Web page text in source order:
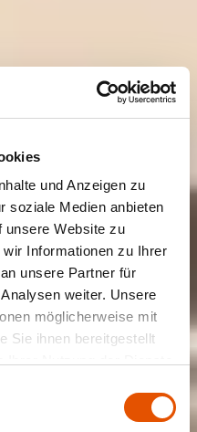
und Anzeigen zu
soziale Medien anbieten
unsere Website zu
Informationen zu Ihrer
unsere Partner für
weiter. Unsere
möglicherweise mit
Sie ihnen bereitgestellt